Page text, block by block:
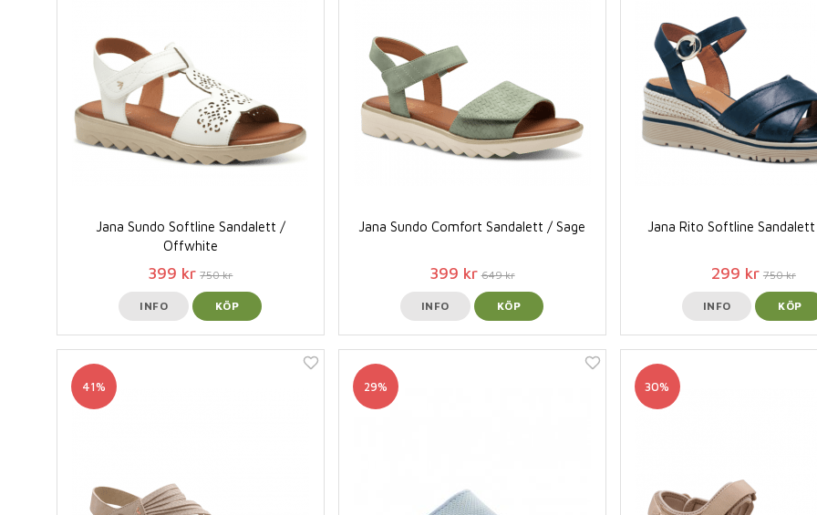
Jana Sundo Softline Sandalett /
Offwhite
399 kr 750 kr
INFO KÖP
Jana Sundo Comfort Sandalett / Sage
399 kr 649 kr
INFO KÖP
Jana Rito Softline
299 kr 750 kr
INFO KÖP
41% 29% 30%